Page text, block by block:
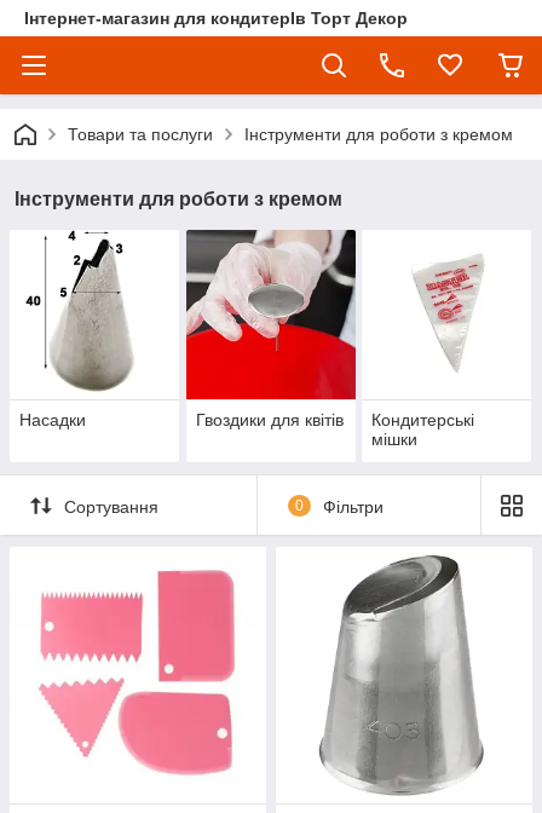
Інтернет-магазин для кондитерІв Торт Декор
Товари та послуги Інструменти для роботи з кремом
Інструменти для роботи з кремом
Насадки Гвоздики для квітів
Кондитерські
мішки
Сортування 0 Фільтри